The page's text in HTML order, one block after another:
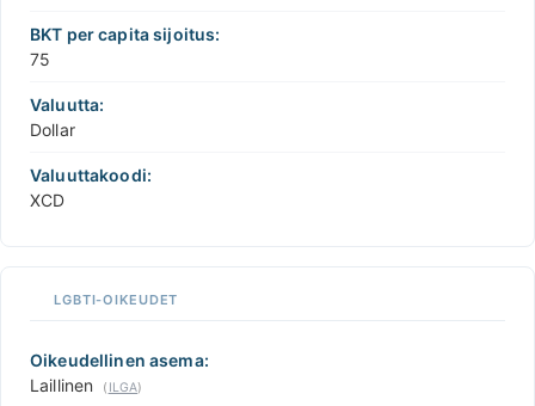
BKT per capita sijoitus:
75
Valuutta:
Dollar
Valuuttakoodi:
XCD
LGBTI-OIKEUDET
Oikeudellinen asema:
Laillinen
( ILGA)